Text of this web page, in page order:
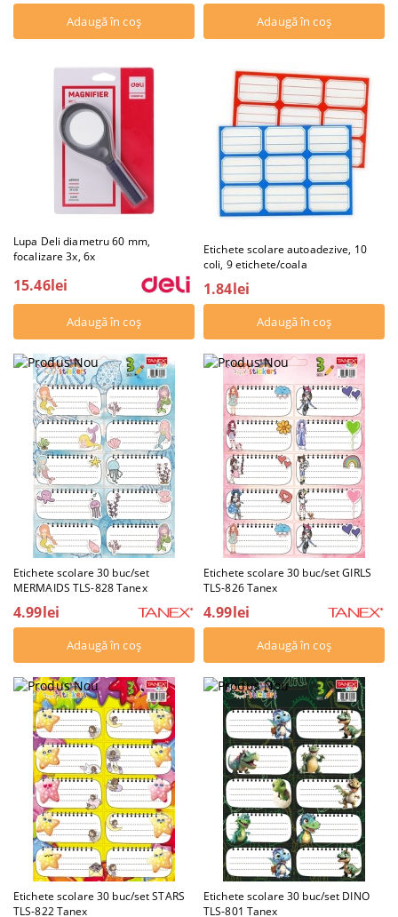
Lupa Deli diametru 60 mm,
focalizare 3x, 6x
15.46lei
Etichete scolare autoadezive, 10
coli, 9 etichete/coala
1.84lei
Etichete scolare 30 buc/set
MERMAIDS TLS-828 Tanex
4.99lei
Etichete scolare 30 buc/set GIRLS
TLS-826 Tanex
4.99lei
Etichete scolare 30 buc/set STARS
TLS-822 Tanex
Etichete scolare 30 buc/set DINO
TLS-801 Tanex